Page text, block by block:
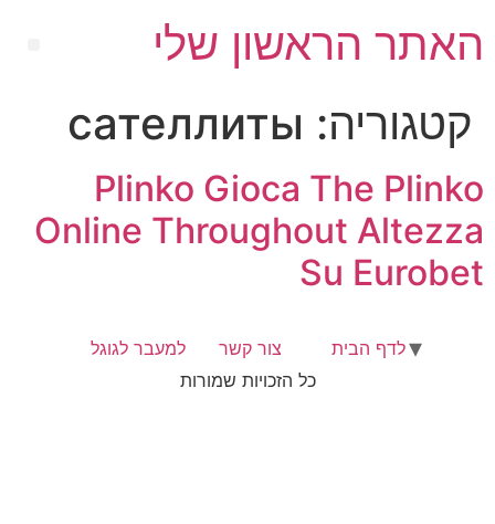
האתר הראשון שלי
קטגוריה: сателлиты
Plinko Gioca The Plinko
Online Throughout Altezza
Su Eurobet
לדף הבית צור קשר
למעבר לגוגל
כל הזכויות שמורות